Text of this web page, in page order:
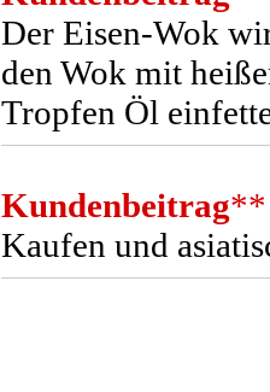
Der Eisen-Wok
den Wok mit
Tropfen Öl
Kundenbeitrag**
Kaufen und